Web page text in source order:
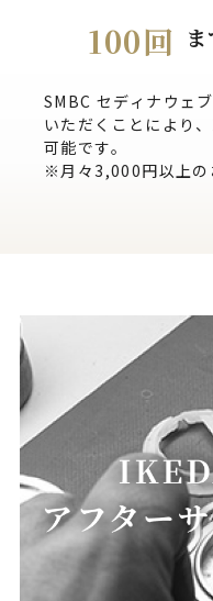
100回
SMBC セディナウェ
いただくことにより
可能です。
※月々3,000円以上の